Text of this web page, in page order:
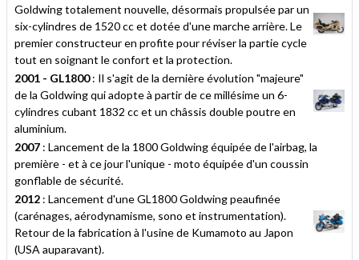
Goldwing totalement nouvelle, désormais propulsée par un
six-cylindres de 1520 cc et dotée d'une marche arrière. Le
premier constructeur en profite pour réviser la partie cycle
tout en soignant le confort et la protection.
2001 - GL1800: Il s'agit de la dernière évolution "majeure"
de la Goldwing qui adopte à partir de ce millésime un 6-
cylindres cubant 1832 cc et un châssis double poutre en
aluminium.
2007 : Lancement de la 1800 Goldwing équipée de l'airbag, la
première - et à ce jour l'unique - moto équipée d'un coussin
gonflable de sécurité.
2012 : Lancement d'une GL1800 Goldwing peaufinée
(carénages, aérodynamisme, sono et instrumentation).
Retour de la fabrication à l'usine de Kumamoto au Japon
(USA auparavant).